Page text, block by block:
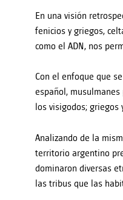
En una visión
fenicios y griegos,
como el ADN, nos
Con el enfoque que
español,
los visigodos;
Analizando de la
territorio argentino
dominaron diversas
las tribus que las